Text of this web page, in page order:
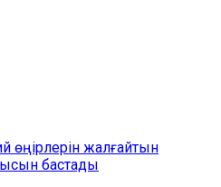
өңірлерін жалғайтын
бастады